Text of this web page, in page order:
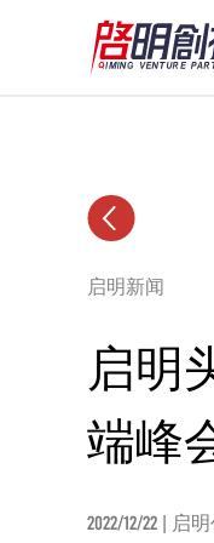
启明新闻
启明
端峰
2022/12/22 | 启